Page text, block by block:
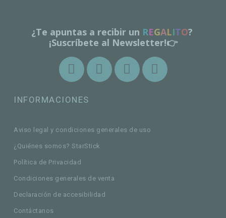
¿Te apuntas a recibir un REGALITO?
¡Suscríbete al Newsletter!👉
INFORMACIONES
Aviso legal y condiciones generales de uso
¿Quiénes somos? StarStick
Política de Privacidad
Condiciones generales de venta
Declaración de accesibilidad
Contáctanos